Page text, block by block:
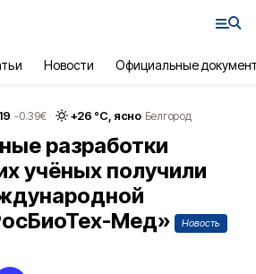
Новости Официальные
-0.39€ +26 °С, ясно Белгород
разработки
учёных получили
Мед»
Новость